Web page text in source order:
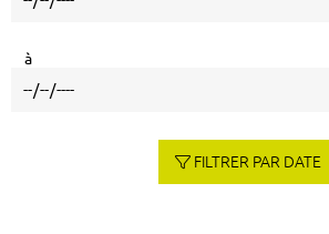
à
FILTRER PAR DATE